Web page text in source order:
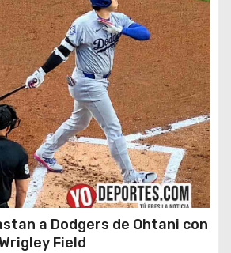
a Dodgers de Ohtani con
Field